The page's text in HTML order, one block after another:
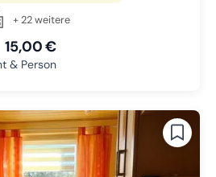
+ 22 weitere
15,00 €
& Person